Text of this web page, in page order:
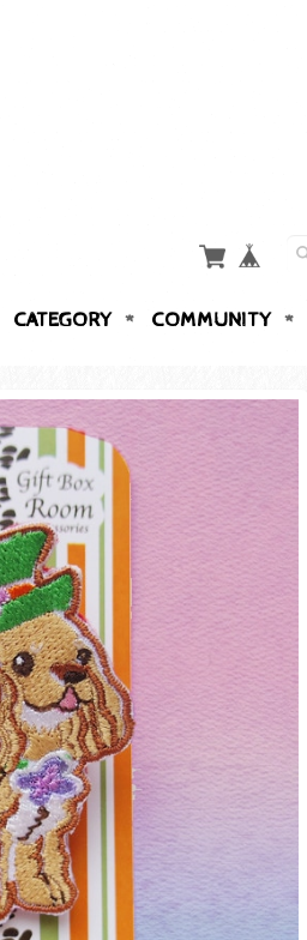
CATEGORY COMMUNITY